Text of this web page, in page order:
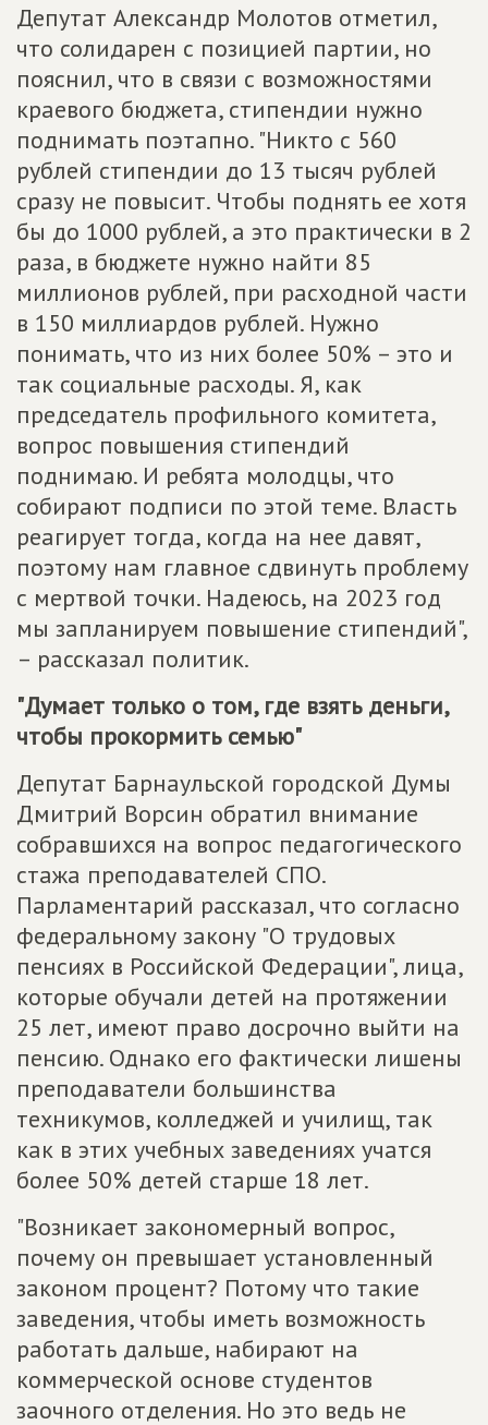
Депутат Александр Молотов отметил,
что солидарен с позицией партии, но
пояснил, что в связи с возможностями
краевого бюджета, стипендии нужно
поднимать поэтапно. "Никто с 560
рублей стипендии до 13 тысяч рублей
сразу не повысит. Чтобы поднять ее хотя
бы до 1000 рублей, а это практически в 2
раза, в бюджете нужно найти 85
миллионов рублей, при расходной части
в 150 миллиардов рублей. Нужно
понимать, что из них более 50% – это и
так социальные расходы. Я, как
председатель профильного комитета,
вопрос повышения стипендий
поднимаю. И ребята молодцы, что
собирают подписи по этой теме. Власть
реагирует тогда, когда на нее давят,
поэтому нам главное сдвинуть проблему
с мертвой точки. Надеюсь, на 2023 год
мы запланируем повышение стипендий",
– рассказал политик.
"Думает только о том, где взять деньги,
чтобы прокормить семью"
Депутат Барнаульской городской Думы
Дмитрий Ворсин обратил внимание
собравшихся на вопрос педагогического
стажа преподавателей СПО.
Парламентарий рассказал, что согласно
федеральному закону "О трудовых
пенсиях в Российской Федерации", лица,
которые обучали детей на протяжении
25 лет, имеют право досрочно выйти на
пенсию. Однако его фактически лишены
преподаватели большинства
техникумов, колледжей и училищ, так
как в этих учебных заведениях учатся
более 50% детей старше 18 лет.
"Возникает закономерный вопрос,
почему он превышает установленный
законом процент? Потому что такие
заведения, чтобы иметь возможность
работать дальше, набирают на
коммерческой основе студентов
заочного отделения. Но это ведь не